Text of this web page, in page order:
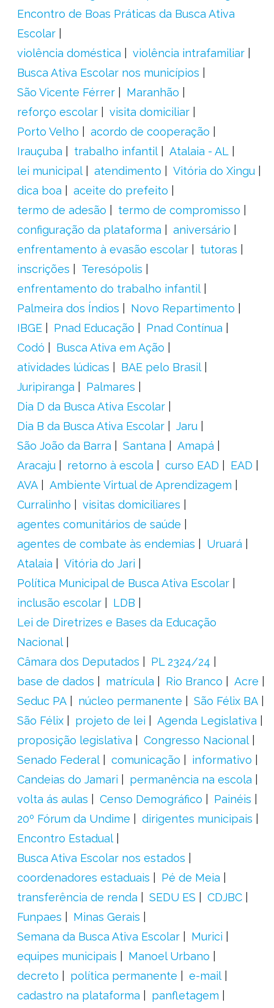
Encontro de Boas Práticas da Busca Ativa
Escolar
violência doméstica
violência intrafamiliar
Busca Ativa Escolar nos municípios
São Vicente Férrer
Maranhão
reforço escolar
visita domiciliar
Porto Velho
acordo de cooperação
Irauçuba
trabalho infantil
Atalaia - AL
lei municipal
atendimento
Vitória do Xingu
dica boa
aceite do prefeito
termo de adesão
termo de compromisso
configuração da plataforma
aniversário
enfrentamento à evasão escolar
tutoras
inscrições
Teresópolis
enfrentamento do trabalho infantil
Palmeira dos Índios
Novo Repartimento
IBGE
Pnad Educação
Pnad Contínua
Codó
Busca Ativa em Ação
atividades lúdicas
BAE pelo Brasil
Juripiranga
Palmares
Dia D da Busca Ativa Escolar
Dia B da Busca Ativa Escolar
Jaru
São João da Barra
Santana
Amapá
Aracaju
retorno à escola curso EAD
EAD
AVA
Ambiente Virtual de Aprendizagem
Curralinho
visitas domiciliares
agentes comunitários de saúde
agentes de combate às endemias
Uruará
Atalaia
Vitória do Jari
Política Municipal de Busca Ativa Escolar
inclusão escolar
LDB
Lei de Diretrizes e Bases da Educação
Nacional
Câmara dos Deputados
PL 2324/24
base de dados
matrícula Rio Branco
Acre
Seduc PA
núcleo permanente
São Félix BA
São Félix
projeto de lei
Agenda Legislativa
proposição legislativa
Congresso Nacional
Senado Federal
comunicação
informativo
Candeias do Jamari
permanência na escola
volta ás aulas
Censo Demográfico
Painéis
20º Fórum da Undime
dirigentes municipais
Encontro Estadual
Busca Ativa Escolar nos estados
coordenadores estaduais
Pé de Meia
transferência de renda
SEDU ES
CDJBC
Funpaes
Minas Gerais
Semana da Busca Ativa Escolar
Murici
equipes municipais
Manoel Urbano
decreto
política permanente
e-mail
cadastro na plataforma
panfletagem